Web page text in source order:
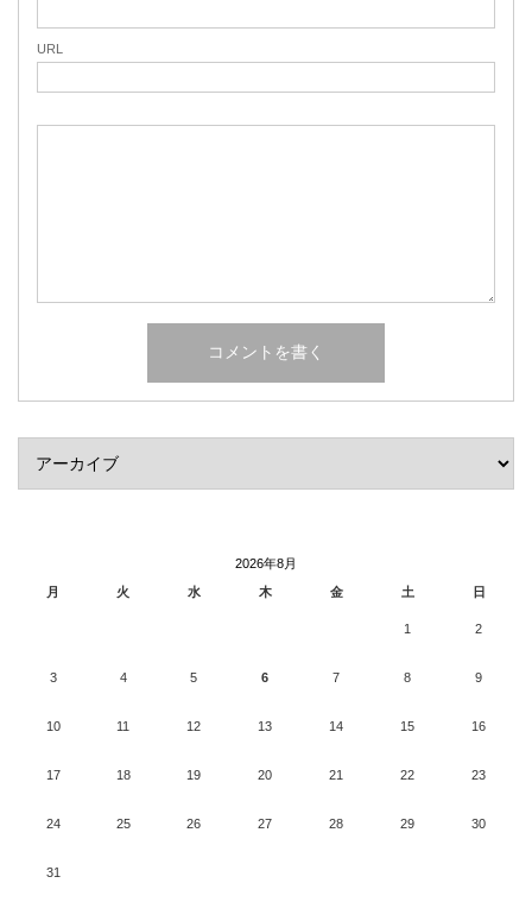
URL
2026年8月
月
火 水 木 金 土 日
1 2
3 4 5 6 7 8 9
10 11 12 13 14 15 16
17 18 19 20 21 22 23
24 25 26 27 28 29 30
31